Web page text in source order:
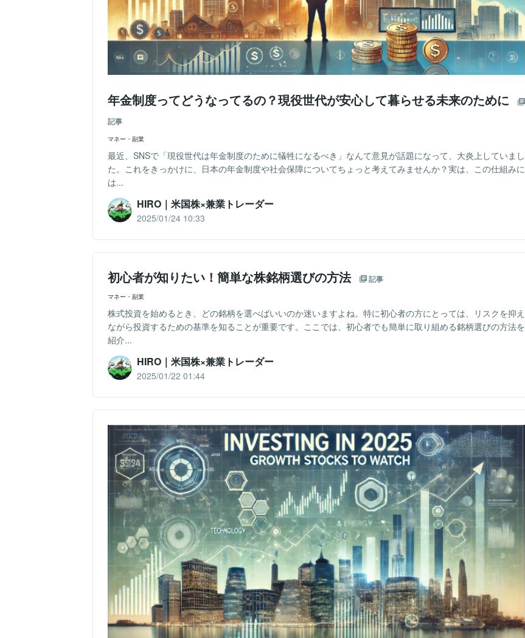
年金制度ってどうなってるの？現役世代が安心して暮らせる未来のために
記事
マネー・副業
最近、SNSで「現役世代は年金制度のために犠牲になるべき」なんて意見が話題になって、大炎上していまし
た。これをきっかけに、日本の年金制度や社会保障についてちょっと考えてみませんか？実は、この仕組みに
は...
HIRO｜米国株×兼業トレーダー
2025/01/24 10:33
初心者が知りたい！簡単な株銘柄選びの方法 記事
マネー・副業
株式投資を始めるとき、どの銘柄を選べばいいのか迷いますよね。特に初心者の方にとっては、リスクを抑え
ながら投資するための基準を知ることが重要です。ここでは、初心者でも簡単に取り組める銘柄選びの方法を
紹介...
HIRO｜米国株×兼業トレーダー
2025/01/22 01:44